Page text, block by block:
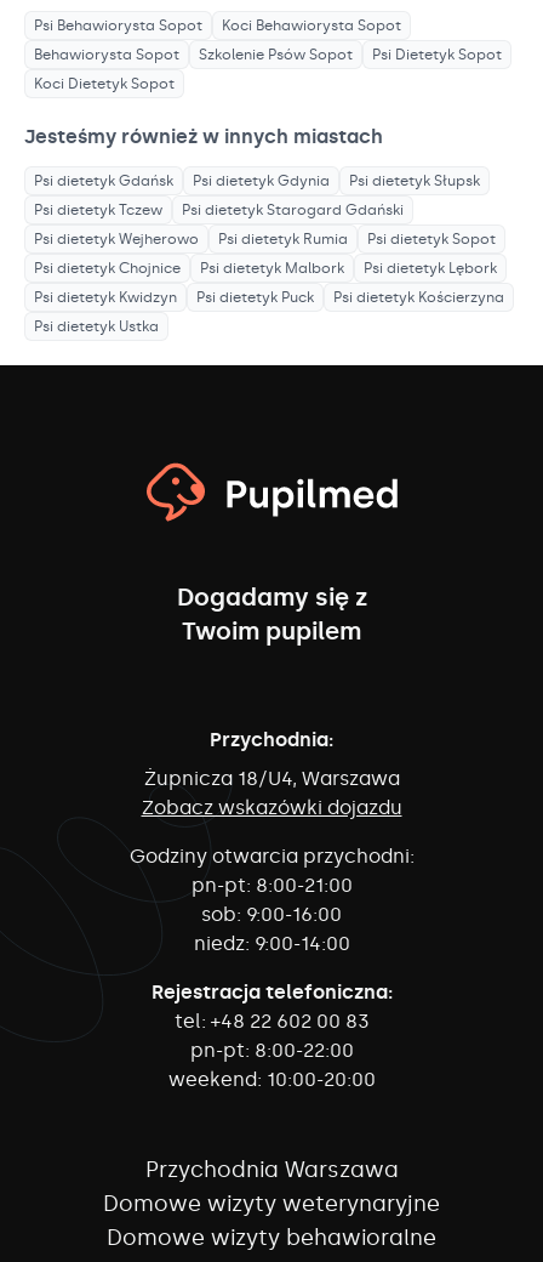
Psi Behawiorysta Sopot Koci Behawiorysta Sopot
Behawiorysta Sopot Szkolenie Psów Sopot Psi Dietetyk Sopot
Koci Dietetyk Sopot
Jesteśmy również w innych miastach
Psi dietetyk Gdańsk Psi dietetyk Gdynia Psi dietetyk Słupsk
Psi dietetyk Tczew Psi dietetyk Starogard Gdański
Psi dietetyk Wejherowo Psi dietetyk Rumia Psi dietetyk Sopot
Psi dietetyk Chojnice Psi dietetyk Malbork Psi dietetyk Lębork
Psi dietetyk Kwidzyn Psi dietetyk Puck Psi dietetyk Kościerzyna
Psi dietetyk Ustka
Dogadamy się z
Twoim pupilem
Przychodnia:
Żupnicza 18/U4, Warszawa
Zobacz wskazówki dojazdu
Godziny otwarcia przychodni:
pn-pt: 8:00-21:00
sob: 9:00-16:00
niedz: 9:00-14:00
Rejestracja telefoniczna:
tel: +48 22 602 00 83
pn-pt: 8:00-22:00
weekend: 10:00-20:00
Przychodnia Warszawa
Domowe wizyty weterynaryjne
Domowe wizyty behawioralne